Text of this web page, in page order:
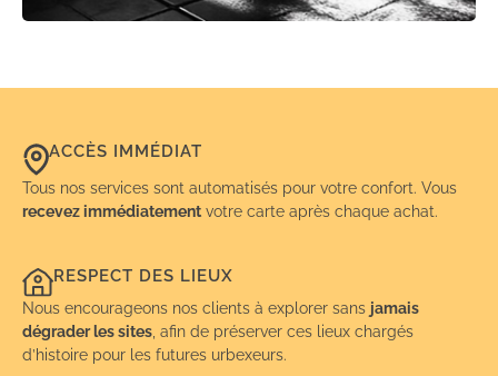
ACCÈS IMMÉDIAT
Tous nos services sont automatisés pour votre confort. Vous
recevez immédiatement votre carte après chaque achat.
RESPECT DES LIEUX
Nous encourageons nos clients à explorer sans jamais
dégrader les sites , afin de préserver ces lieux chargés
d’histoire pour les futures urbexeurs.